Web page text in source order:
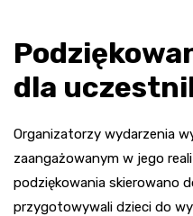
dla
Organizatorzy wydarzenia
zaangażowanym w jego
podziękowania skierowano
przygotowywali dzieci do